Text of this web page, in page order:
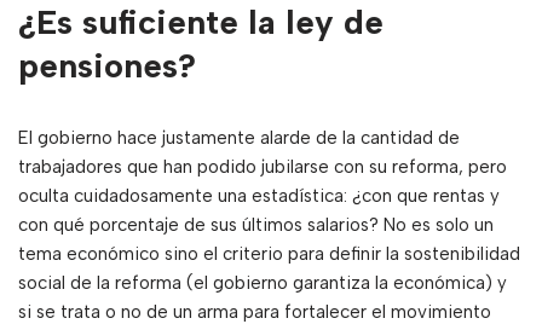
¿Es suficiente la ley de
pensiones?
El gobierno hace justamente alarde de la cantidad de
trabajadores que han podido jubilarse con su reforma, pero
oculta cuidadosamente una estadística: ¿con que rentas y
con qué porcentaje de sus últimos salarios? No es solo un
tema económico sino el criterio para definir la sostenibilidad
social de la reforma (el gobierno garantiza la económica) y
si se trata o no de un arma para fortalecer el movimiento